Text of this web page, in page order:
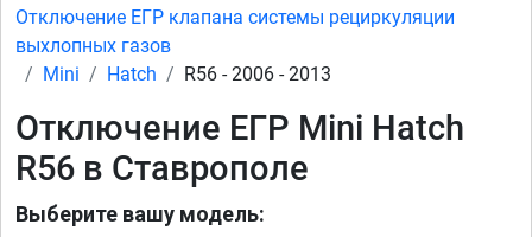
Отключение ЕГР клапана системы рециркуляции
выхлопных газов
Mini
Hatch R56 - 2006 - 2013
Отключение ЕГР Mini Hatch
R56 в Ставрополе
Выберите вашу модель: